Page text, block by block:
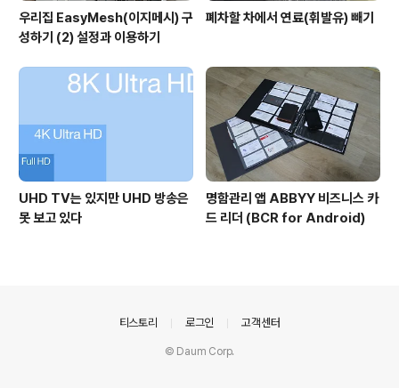
우리집 EasyMesh(이지메시) 구
성하기 (2) 설정과 이용하기
폐차할 차에서 연료(휘발유) 빼기
UHD TV는 있지만 UHD 방송은
못 보고 있다
명함관리 앱 ABBYY 비즈니스 카
드 리더 (BCR for Android)
티스토리 로그인 고객센터
© Daum Corp.